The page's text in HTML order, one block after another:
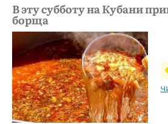
В эту субботу на Кубани
борща